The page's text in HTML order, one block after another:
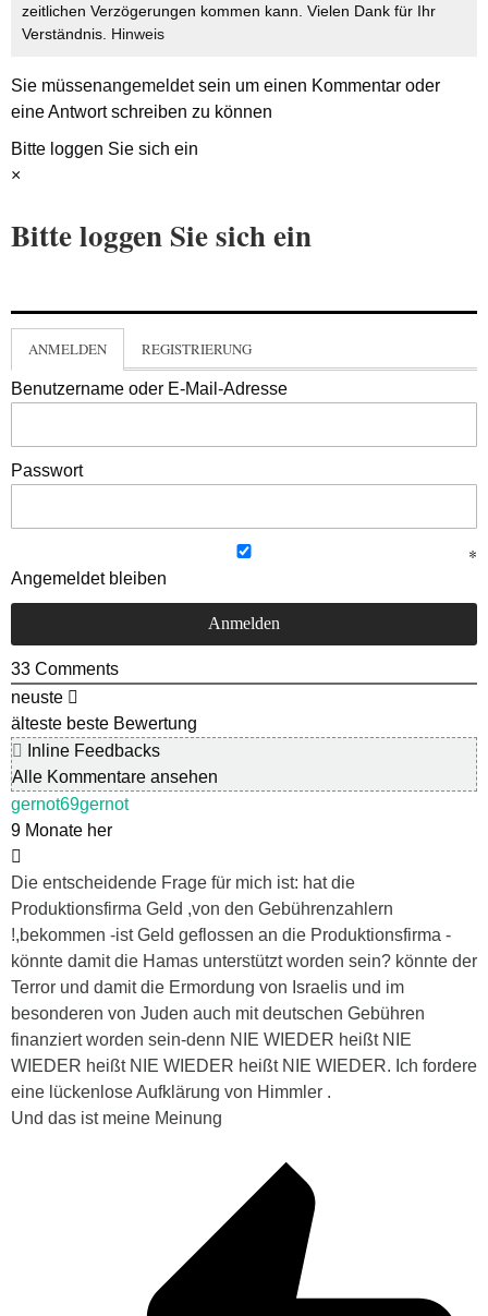
zeitlichen Verzögerungen kommen kann. Vielen Dank für Ihr
Verständnis. Hinweis
Sie müssenangemeldetsein um einen Kommentar oder
eine Antwort schreiben zu können
Bitte loggen Sie sich ein
×
Bitte loggen Sie sich ein
ANMELDEN REGISTRIERUNG
Benutzername oder E-Mail-Adresse
Passwort
Angemeldet bleiben
33 Comments
neuste
älteste beste Bewertung
Inline Feedbacks
Alle Kommentare ansehen
gernot69gernot
9 Monate her
Die entscheidende Frage für mich ist: hat die
Produktionsfirma Geld ,von den Gebührenzahlern
!,bekommen -ist Geld geflossen an die Produktionsfirma -
könnte damit die Hamas unterstützt worden sein? könnte der
Terror und damit die Ermordung von Israelis und im
besonderen von Juden auch mit deutschen Gebühren
finanziert worden sein-denn NIE WIEDER heißt NIE
WIEDER heißt NIE WIEDER heißt NIE WIEDER. Ich fordere
eine lückenlose Aufklärung von Himmler .
Und das ist meine Meinung